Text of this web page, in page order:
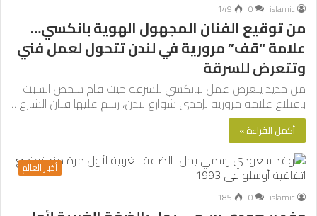
islamic
0
149
من توقيع الفنان المجهول الهوية بانكسي…
علامة “قف” مرورية في لندن تتحول لعمل فني
وتتعرض للسرقة
من جديد يتعرض عمل لبانكسي للسرقة حيث قام شخص السبت
باقتلاع علامة مرورية بإحدى شوارع لندن، رسم عليها فنان الشارع…
أكمل القراءة »
أخبار العالم
islamic
0
185